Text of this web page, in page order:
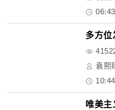
06:43
多方位
袁熙
10:44
唯美